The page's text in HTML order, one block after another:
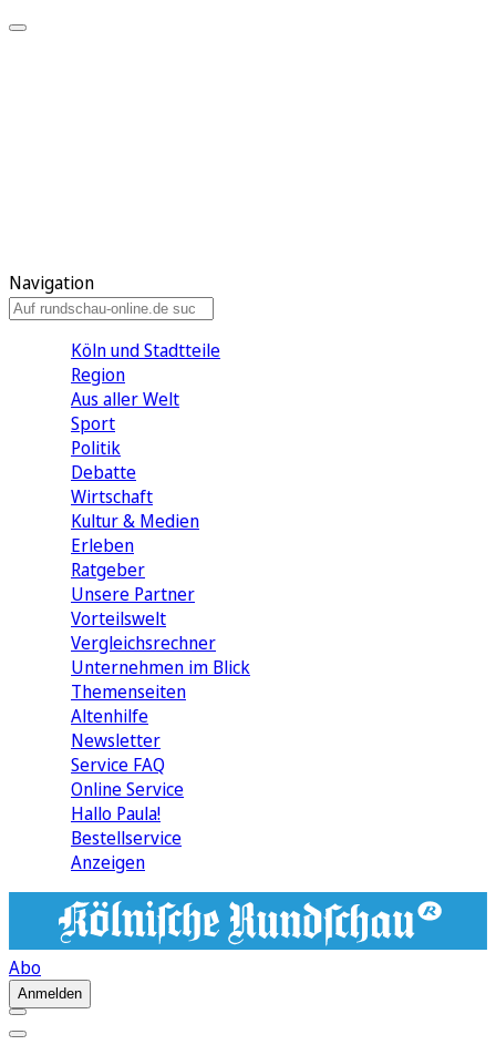
Navigation
Köln und Stadtteile
Region
Aus aller Welt
Sport
Politik
Debatte
Wirtschaft
Kultur & Medien
Erleben
Ratgeber
Unsere Partner
Vorteilswelt
Vergleichsrechner
Unternehmen im Blick
Themenseiten
Altenhilfe
Newsletter
Service FAQ
Online Service
Hallo Paula!
Bestellservice
Anzeigen
Abo
Anmelden